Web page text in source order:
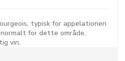
typisk for appelationen
for dette område,
vin.